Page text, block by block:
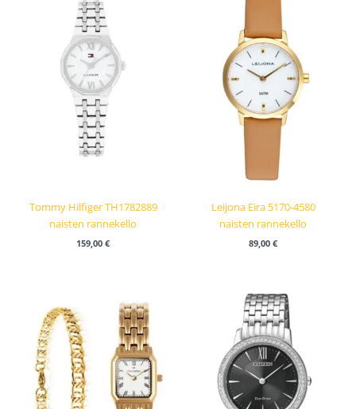
Tommy Hilfiger TH1782889
naisten rannekello
159,00 €
Leijona Eira 5170-4580
naisten rannekello
89,00 €